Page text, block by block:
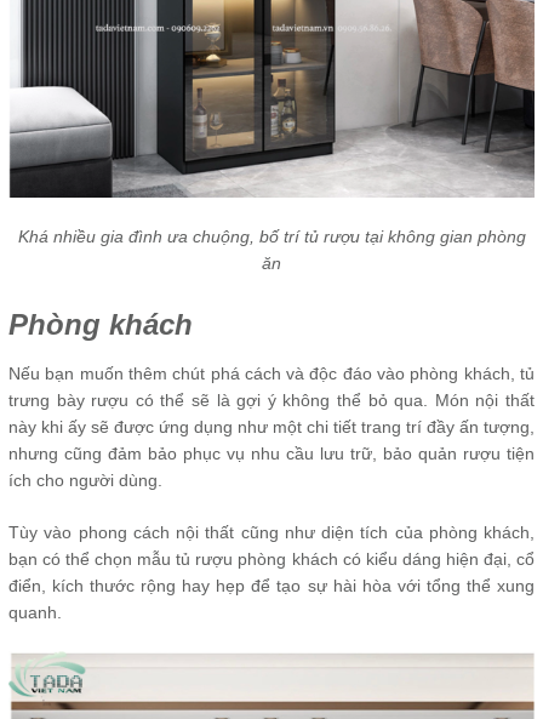
Khá nhiều gia đình ưa chuộng, bố trí tủ rượu tại không gian phòng
ăn
Phòng khách
Nếu bạn muốn thêm chút phá cách và độc đáo vào phòng khách, tủ
trưng bày rượu có thể sẽ là gợi ý không thể bỏ qua. Món nội thất
này khi ấy sẽ được ứng dụng như một chi tiết trang trí đầy ấn tượng,
nhưng cũng đảm bảo phục vụ nhu cầu lưu trữ, bảo quản rượu tiện
ích cho người dùng.
Tùy vào phong cách nội thất cũng như diện tích của phòng khách,
bạn có thể chọn mẫu tủ rượu phòng khách có kiểu dáng hiện đại, cổ
điển, kích thước rộng hay hẹp để tạo sự hài hòa với tổng thể xung
quanh.